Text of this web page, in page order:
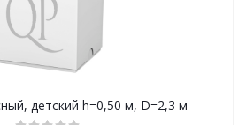
детский h=0,50 м, D=2,3 м